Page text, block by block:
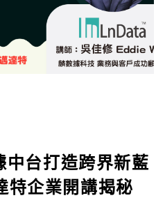
中台打造跨界新藍
企業開講揭秘